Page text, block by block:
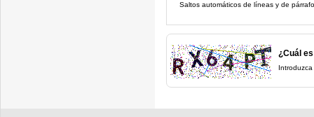
Saltos automáticos de líneas y de
¿Cuál